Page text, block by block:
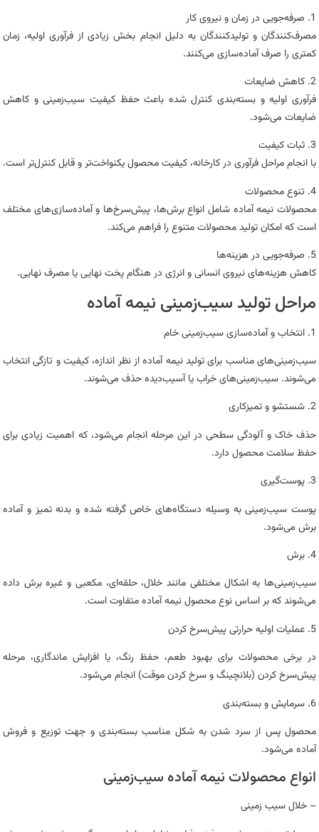
1. صرفه‌جویی در زمان و نیروی کار
مصرف‌کنندگان و تولیدکنندگان به دلیل انجام بخش زیادی از فرآوری اولیه، زمان
کمتری را صرف آماده‌سازی می‌کنند.
2. کاهش ضایعات
فرآوری اولیه و بسته‌بندی کنترل شده باعث حفظ کیفیت سیب‌زمینی و کاهش
ضایعات می‌شود.
3. ثبات کیفیت
با انجام مراحل فرآوری در کارخانه، کیفیت محصول یکنواخت‌تر و قابل کنترل‌تر است.
4. تنوع محصولات
محصولات نیمه‌ آماده شامل انواع برش‌ها، پیش‌سرخ‌ها و آماده‌سازی‌های مختلف
است که امکان تولید محصولات متنوع را فراهم می‌کند.
5. صرفه‌جویی در هزینه‌ها
کاهش هزینه‌های نیروی انسانی و انرژی در هنگام پخت نهایی یا مصرف نهایی.
مراحل تولید سیب‌زمینی نیمه‌ آماده
1. انتخاب و آماده‌سازی سیب‌زمینی خام
سیب‌زمینی‌های مناسب برای تولید نیمه‌ آماده از نظر اندازه، کیفیت و تازگی انتخاب
می‌شوند. سیب‌زمینی‌های خراب یا آسیب‌دیده حذف می‌شوند.
2. شستشو و تمیزکاری
حذف خاک و آلودگی سطحی در این مرحله انجام می‌شود، که اهمیت زیادی برای
حفظ سلامت محصول دارد.
3. پوست‌گیری
پوست سیب‌زمینی به وسیله دستگاه‌های خاص گرفته شده و بدنه تمیز و آماده
برش می‌شود.
4. برش
سیب‌زمینی‌ها به اشکال مختلفی مانند خلال، حلقه‌ای، مکعبی و غیره برش داده
می‌شوند که بر اساس نوع محصول نیمه‌ آماده متفاوت است.
5. عملیات اولیه حرارتی پیش‌سرخ کردن
در برخی محصولات برای بهبود طعم، حفظ رنگ، یا افزایش ماندگاری، مرحله
پیش‌سرخ کردن (بلانچینگ و سرخ کردن موقت) انجام می‌شود.
6. سرمایش و بسته‌بندی
محصول پس از سرد شدن به شکل مناسب بسته‌بندی و جهت توزیع و فروش
آماده می‌شود.
انواع محصولات نیمه‌ آماده سیب‌زمینی
– خلال سیب زمینی